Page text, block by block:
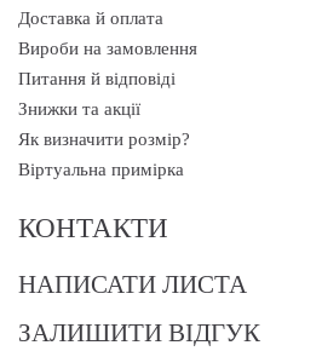
Доставка й оплата
Вироби на замовлення
Питання й відповіді
Знижки та акції
Як визначити розмір?
Віртуальна примірка
КОНТАКТИ
НАПИСАТИ ЛИСТА
ЗАЛИШИТИ ВІДГУК